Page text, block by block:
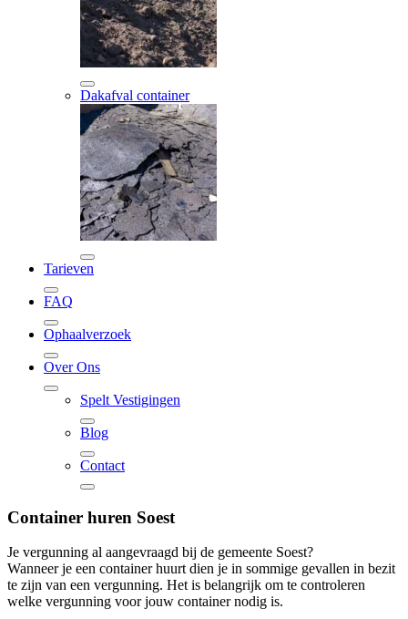
Dakafval container
Tarieven
FAQ
Ophaalverzoek
Over Ons
Spelt Vestigingen
Blog
Contact
Container huren Soest
Je vergunning al aangevraagd bij de gemeente Soest?
Wanneer je een container huurt dien je in sommige gevallen in bezit
te zijn van een vergunning. Het is belangrijk om te controleren
welke vergunning voor jouw container nodig is.